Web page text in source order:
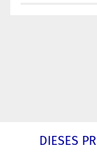
DIESES